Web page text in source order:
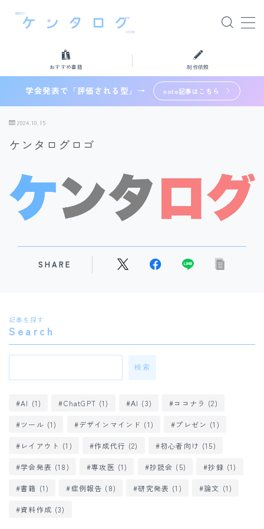
研修医必見！症例報告スライドの作り方基本ガイド
10162views
研修医必見！初めての抄読会を成功させる攻略ガイド
Follow Me
おすすめ書籍 制作依頼
学会発表で「評価される型」→ note記事はこちら
2024.10.15
ケンタログロゴ
SHARE
記事を探す
Search
検索
AI (1) ChatGPT (1) ΑI (3) ココナラ (2)
ツール (1) デザインマインド (1) プレゼン (1)
レイアウト (1) 作成代行 (2) 初心者向け (15)
学会発表 (18) 専攻医 (1) 抄読会 (5) 抄録 (1)
書籍 (1) 症例報告 (8) 研究発表 (1) 論文 (1)
資料作成 (3)